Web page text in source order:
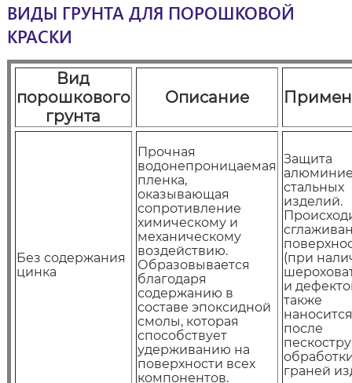
ВИДЫ ГРУНТА ДЛЯ ПОРОШКОВОЙ
КРАСКИ
Вид
порошкового
грунта
Описание
Без содержания
цинка
Прочная
водонепроницаемая
пленка,
оказывающая
сопротивление
химическому и
механическому
воздействию.
Образовывается
благодаря
содержанию в
составе эпоксидной
смолы, которая
способствует
удерживанию на
поверхности всех
компонентов.
Защита
стальных
изделий.
(при
и
также
наносится
после
граней